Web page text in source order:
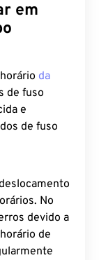
em
da
de fuso
e
de fuso
No
devido a
de